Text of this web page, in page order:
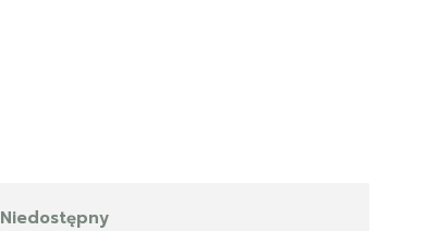
Niedostępny